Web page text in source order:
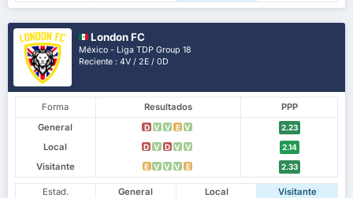
London FC
México - Liga TDP Group 18
Reciente : 4V / 2E / 0D
Forma Resultados
PPP
General
D V V E V 2.23
Local D V D V V 2.14
Visitante E V V V E 2.33
Estad. General Local
Visitante